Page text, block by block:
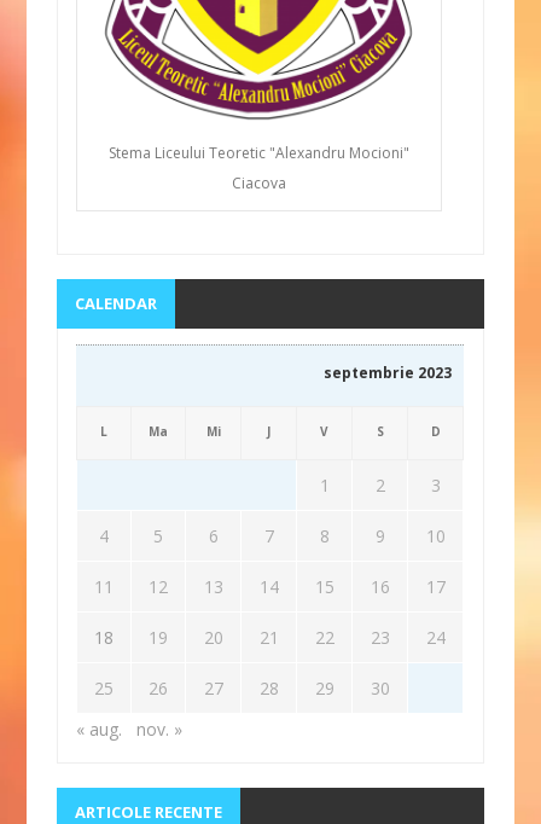
Stema Liceului Teoretic "Alexandru Mocioni"
Ciacova
CALENDAR
septembrie 2023
L Ma Mi J V S D
1 2 3
4 5 6 7 8 9 10
11 12 13 14 15 16 17
18 19 20 21 22 23 24
25 26 27 28 29
30
« aug.
nov. »
ARTICOLE RECENTE